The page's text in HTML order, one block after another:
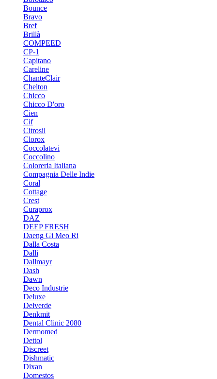
Bounce
Bravo
Bref
Brillà
COMPEED
CP-1
Capitano
Careline
ChanteСlair
Chelton
Chicco
Chicco D'oro
Cien
Cif
Citrosil
Clorox
Coccolatevi
Coccolino
Coloreria Italiana
Compagnia Delle Indie
Coral
Cottage
Crest
Curaprox
DAZ
DEEP FRESH
Daeng Gi Meo Ri
Dalla Costa
Dalli
Dallmayr
Dash
Dawn
Deco Industrie
Deluxe
Delverde
Denkmit
Dental Clinic 2080
Dermomed
Dettol
Discreet
Dishmatic
Dixan
Domestos